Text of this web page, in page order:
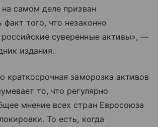
самом деле призван
факт того, что незаконно
суверенные активы», —
издания.
краткосрочная заморозка активов
то, что регулярно
мнение всех стран Евросоюза
То есть, когда